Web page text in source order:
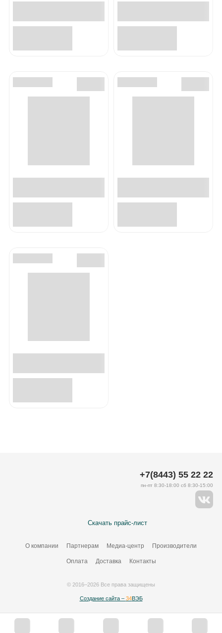
Скачать прайс-лист
О компании Партнерам Медиа-центр Производители
Оплата Доставка Контакты
+7(8443) 55 22 22
пн-пт 8:30-18:00 сб 8:30-15:00
© 2016–2026 Все права защищены
Создание сайта – 34ВЭБ